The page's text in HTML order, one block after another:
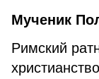
Мученик
Римский